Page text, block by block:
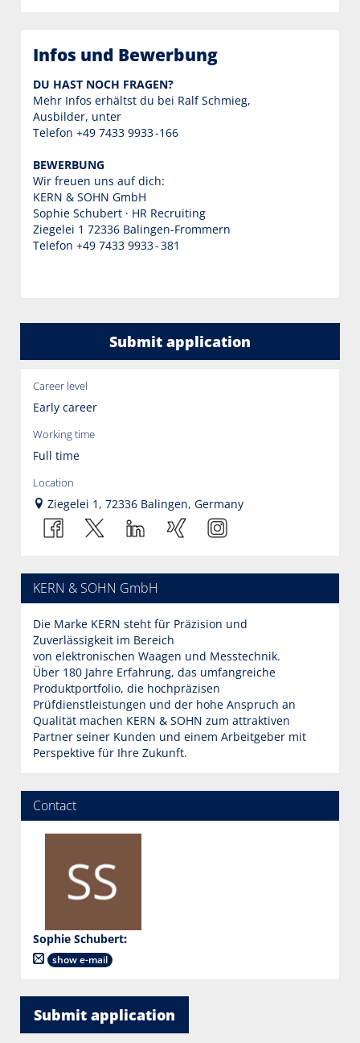
Infos und Bewerbung
DU HAST NOCH FRAGEN?
Mehr Infos erhältst du bei Ralf Schmieg,
Ausbilder, unter
Telefon +49 7433 9933 -166
BEWERBUNG
Wir freuen uns auf dich:
KERN & SOHN GmbH
Sophie Schubert · HR Recruiting
Ziegelei 1 72336 Balingen-Frommern
Telefon +49 7433 9933 - 381
Submit application
Career level
Early career
Working time
Full time
Location
Ziegelei 1, 72336 Balingen, Germany
KERN & SOHN GmbH
Die Marke KERN steht für Präzision und
Zuverlässigkeit im Bereich
von elektronischen Waagen und Messtechnik.
Über 180 Jahre Erfahrung, das umfangreiche
Produktportfolio, die hochpräzisen
Prüfdienstleistungen und der hohe Anspruch an
Qualität machen KERN & SOHN zum attraktiven
Partner seiner Kunden und einem Arbeitgeber mit
Perspektive für Ihre Zukunft.
Contact
Sophie Schubert:
show e-mail
Submit application